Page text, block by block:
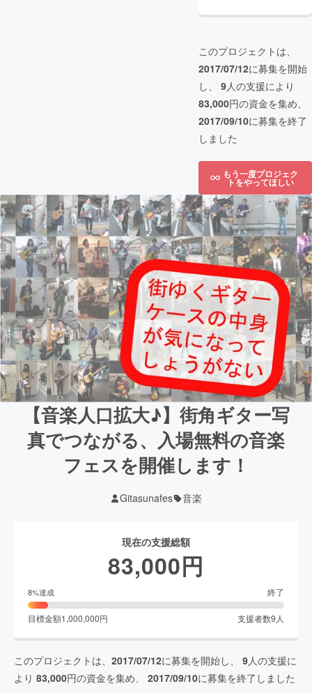
このプロジェクトは、
2017/07/12に募集を開始
し、 9人の支援により
83,000円の資金を集め、
2017/09/10に募集を終了
しました
もう一度プロジェク
トをやってほしい
【音楽人口拡大♪】街角ギター写
真でつながる、入場無料の音楽
フェスを開催します！
Gitasunafes 音楽
現在の支援総額
83,000円
8%達成 終了
目標金額1,000,000円 支援者数9 人
このプロジェクトは、 2017/07/12に募集を開始し、 9人の支援に
より 83,000円の資金を集め、 2017/09/10に募集を終了しました